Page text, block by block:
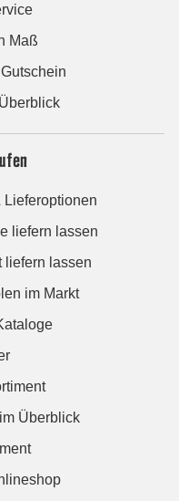
Maß
liefern lassen
liefern lassen
im Markt
Überblick